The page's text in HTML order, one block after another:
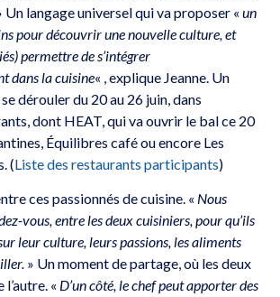
Un langage universel qui va proposer « un
pour découvrir une nouvelle culture, et
permettre de s’intégrer
dans la cuisine« , explique Jeanne. Un
dérouler du 20 au 26 juin, dans
dont HEAT, qui va ouvrir le bal ce 20
Équilibres café ou encore Les
(Liste des restaurants participants)
ces passionnés de cuisine. « Nous
vous, entre les deux cuisiniers, pour qu’ils
leur culture, leurs passions, les aliments
» Un moment de partage, où les deux
« D’un côté, le chef peut apporter des